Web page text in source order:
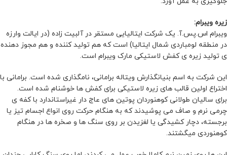
زیره ویبرام:
ویبرام اس.پس.آ. یک شرکت ایتالیایی مستقر در آلبیت زاده (در ایالت وارزه
در منطقه لومباردی شمال ایتالیا) است که هم تولید کننده و هم مجوز دهنده
ی تولید زیره ی کفش لاستیکی مارک ‌ویبرام است.
این شرکت به اسم بنیانگذارش ویتاله برامانی، نامگذاری شده است. برامانی با
اختراع اولین قالب های زیره لاستیکی برای کفش ها خوشنام شده است.
برای سالیان طولانی کوهنوردان پوتین های عاج دار غیراستاندارد با کفه ی
چرمی نرم و صاف می پوشیدند که به هنگام حرکت روی انواع اجسام تیز یا
برجسته، دچار کشیدگی یا لغزیدن بر روی سنگ ها و صخره ها در هنگام
کوهنوردی میگشتند.